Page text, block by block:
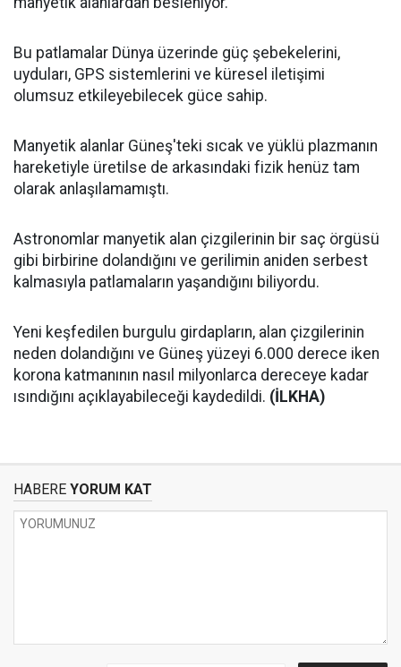
Bu patlamalar Dünya üzerinde güç şebekelerini,
uyduları, GPS sistemlerini ve küresel iletişimi
olumsuz etkileyebilecek güce sahip.
Manyetik alanlar Güneş'teki sıcak ve yüklü plazmanın
hareketiyle üretilse de arkasındaki fizik henüz tam
olarak anlaşılamamıştı.
Astronomlar manyetik alan çizgilerinin bir saç örgüsü
gibi birbirine dolandığını ve gerilimin aniden serbest
kalmasıyla patlamaların yaşandığını biliyordu.
Yeni keşfedilen burgulu girdapların, alan çizgilerinin
neden dolandığını ve Güneş yüzeyi 6.000 derece iken
korona katmanının nasıl milyonlarca dereceye kadar
ısındığını açıklayabileceği kaydedildi. (İLKHA)
HABERE YORUM KAT